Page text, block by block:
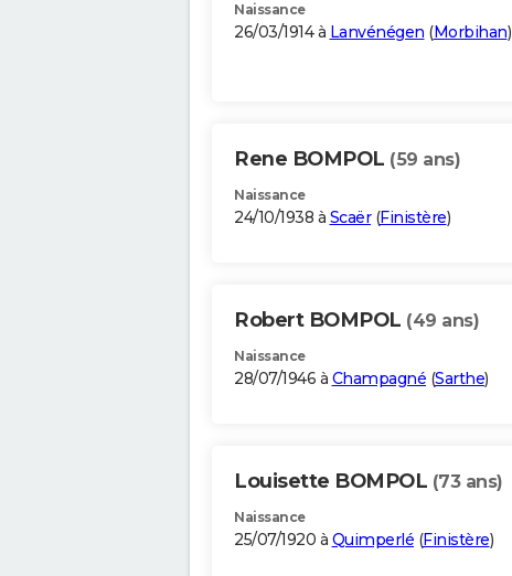
Naissance
26/03/1914 à Lanvénégen (Morbihan)
Rene BOMPOL (59 ans)
Naissance
24/10/1938 à Scaër(Finistère)
Robert BOMPOL (49 ans)
Naissance
28/07/1946 à Champagné (Sarthe)
Louisette BOMPOL (73 ans)
Naissance
25/07/1920 à Quimperlé (Finistère)